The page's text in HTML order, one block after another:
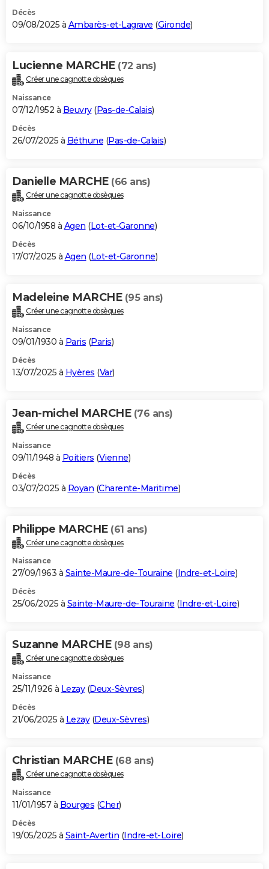
Décès
09/08/2025 à Ambarès-et-Lagrave (Gironde)
Lucienne MARCHE (72 ans)
Créer une cagnotte obsèques
Naissance
07/12/1952 à Beuvry(Pas-de-Calais)
Décès
26/07/2025 à Béthune (Pas-de-Calais)
Danielle MARCHE (66 ans)
Créer une cagnotte obsèques
Naissance
06/10/1958 à Agen (Lot-et-Garonne)
Décès
17/07/2025 à Agen (Lot-et-Garonne)
Madeleine MARCHE (95 ans)
Créer une cagnotte obsèques
Naissance
09/01/1930 à Paris (Paris)
Décès
13/07/2025 à Hyères (Var)
Jean-michel MARCHE (76 ans)
Créer une cagnotte obsèques
Naissance
09/11/1948 à Poitiers (Vienne)
Décès
03/07/2025 à Royan (Charente-Maritime)
Philippe MARCHE (61 ans)
Créer une cagnotte obsèques
Naissance
27/09/1963 à Sainte-Maure-de-Touraine (Indre-et-Loire)
Décès
25/06/2025 à Sainte-Maure-de-Touraine (Indre-et-Loire)
Suzanne MARCHE (98 ans)
Créer une cagnotte obsèques
Naissance
25/11/1926 à Lezay(Deux-Sèvres)
Décès
21/06/2025 à Lezay(Deux-Sèvres)
Christian MARCHE (68 ans)
Créer une cagnotte obsèques
Naissance
11/01/1957 à Bourges (Cher)
Décès
19/05/2025 à Saint-Avertin (Indre-et-Loire)